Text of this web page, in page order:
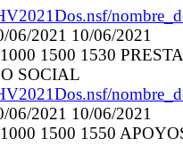
2021 10/06/2021
1500 1530
SOCIAL
2021 10/06/2021
1500 1550